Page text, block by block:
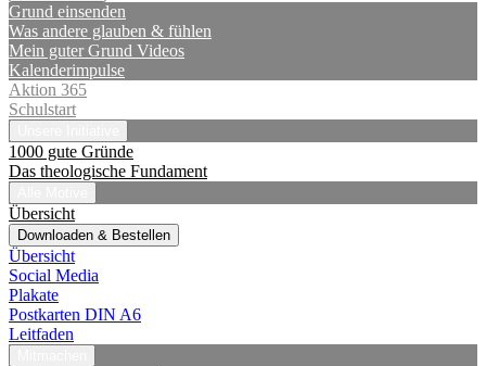
Grund einsenden
Was andere glauben & fühlen
Mein guter Grund Videos
Kalenderimpulse
Aktion 365
Schulstart
1000 gute Gründe
Das theologische Fundament
Übersicht
Downloaden & Bestellen
Übersicht
Social Media
Plakate
Postkarten DIN A6
Leitfaden